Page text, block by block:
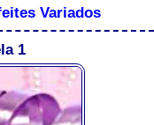
Variados
1